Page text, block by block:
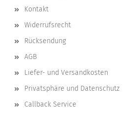
Kontakt
Widerrufsrecht
Rücksendung
AGB
Liefer- und Versandkosten
Privatsphäre und Datenschutz
Callback Service